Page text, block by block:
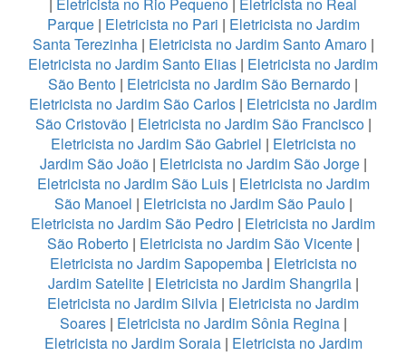
Parque| Eletricista no Pari | Eletricista no Jardim
Santa Terezinha| Eletricista no Jardim Santo Amaro|
Eletricista no Jardim Santo Elias | Eletricista no Jardim
São Bento | Eletricista no Jardim São Bernardo |
Eletricista no Jardim São Carlos | Eletricista no Jardim
São Cristovão| Eletricista no Jardim São Francisco|
Eletricista no Jardim São Gabriel | Eletricista no
Jardim São João| Eletricista no Jardim São Jorge|
Eletricista no Jardim São Luis| Eletricista no Jardim
São Manoel | Eletricista no Jardim São Paulo|
Eletricista no Jardim São Pedro | Eletricista no Jardim
São Roberto| Eletricista no Jardim São Vicente|
Eletricista no Jardim Sapopemba| Eletricista no
Jardim Satelite| Eletricista no Jardim Shangrila|
Eletricista no Jardim Silvia | Eletricista no Jardim
Soares| Eletricista no Jardim Sônia Regina|
Eletricista no Jardim Soraia| Eletricista no Jardim